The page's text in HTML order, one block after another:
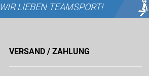
WIR LIEBEN TEAMSPORT!
VERSAND / ZAHLUNG